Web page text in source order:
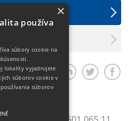
×
používa
súbory cookie na
lokality vyjadrujete
súborov cookie v
súborov